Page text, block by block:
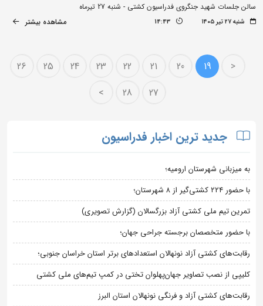
سالن جلسات شهید جنگروی فدراسیون کشتی - شنبه 27 تیرماه
شنبه ۲۷ تیر ۱۴۰۵ 14:43 مشاهده بیشتر
<
19
20
21
22
23
24
25
26
27
28
>
جدید ترین اخبار فدراسیون
به میزبانی شهرستان ارومیه؛
با حضور ۲۲۴ کشتی‌گیر از ۸ شهرستان؛
تمرین تیم ملی کشتی آزاد بزرگسالان (گزارش تصویری)
با حضور متخصصان برجسته جراحی جهان؛
رقابت‌های کشتی آزاد نونهالان استعدادهای برتر استان خراسان جنوبی؛
کلیپی از نصب تصاویر جهان‌پهلوان تختی در کمپ تیم‌های ملی کشتی
رقابت‌های کشتی آزاد و فرنگی نونهالان استان البرز